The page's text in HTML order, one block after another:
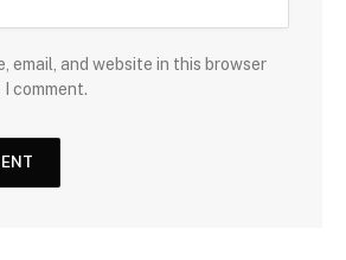
email, and website in this browser
comment.